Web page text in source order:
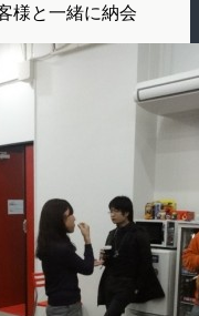
様と一緒に納会